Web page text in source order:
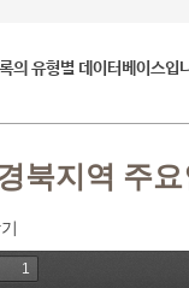
의 유형별 데이터베이스입
북지역 주